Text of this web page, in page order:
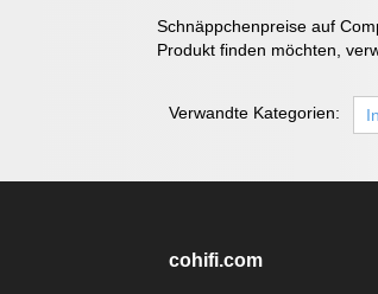
Schnäppchenpreise auf
Produkt finden möchten,
Verwandte Kategorien:
cohifi.com